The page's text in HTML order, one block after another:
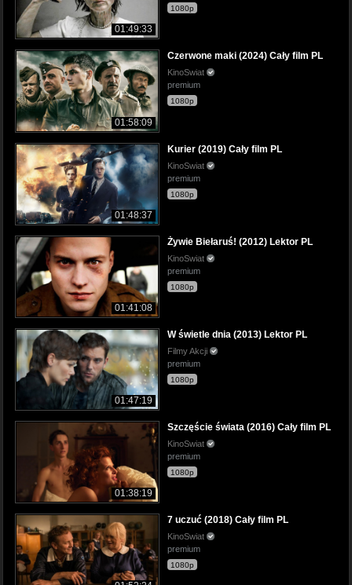
01:49:33
1080p
01:58:09
Czerwone maki (2024) Cały film PL
KinoSwiat
premium
1080p
01:48:37
Kurier (2019) Cały film PL
KinoSwiat
premium
1080p
01:41:08
Żywie Biełaruś! (2012) Lektor PL
KinoSwiat
premium
1080p
01:47:19
W świetle dnia (2013) Lektor PL
Filmy Akcji
premium
1080p
01:38:19
Szczęście świata (2016) Cały film PL
KinoSwiat
premium
1080p
7 uczuć (2018) Cały film PL
KinoSwiat
premium
1080p